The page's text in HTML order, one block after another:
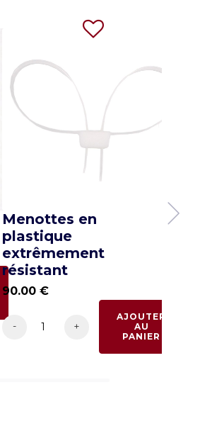
Menottes en
plastique
extrêmement
résistant
90.00€
- +
AJOUTER
AU
PANIER